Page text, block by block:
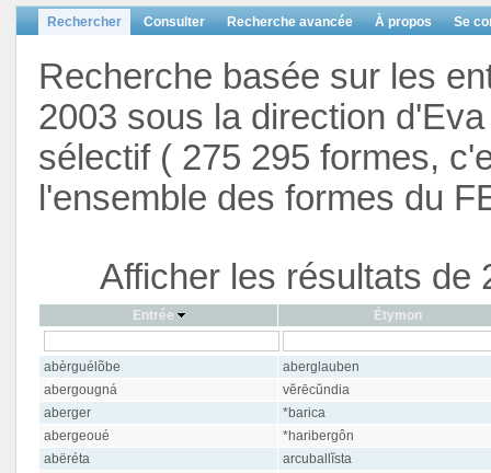
Rechercher Consulter Recherche avancée À propos Se
Recherche basée sur les
2003 sous la direction
sélectif ( 275 295 formes,
l'ensemble des formes du
Afficher les résultats de
Entrée Étymon
abèrguélõbe
aberglauben
abergougná
vĕrēcŭndia
aberger
*barica
abergeoué
*haribergôn
abëréta
arcuballĭsta